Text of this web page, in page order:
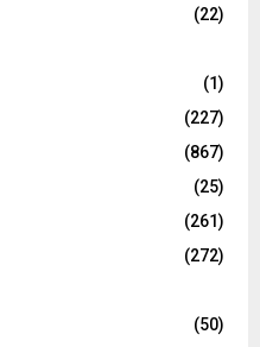
(22)
(1)
(227)
(867)
(25)
(261)
(272)
(50)